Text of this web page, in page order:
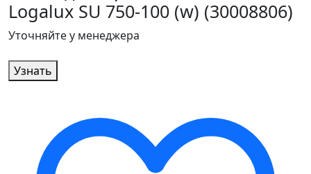
Logalux SU 750-100 (w) (30008806)
Уточняйте у менеджера
Узнать